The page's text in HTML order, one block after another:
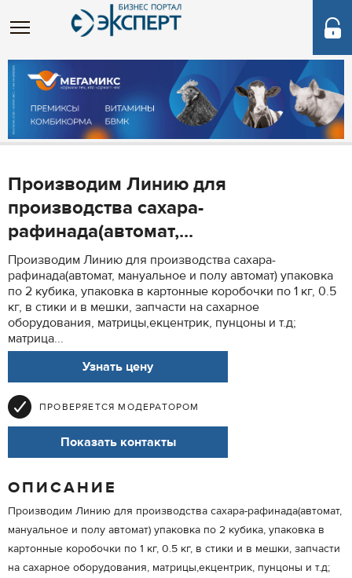
Производим Линию для
производства сахара-
рафинада(автомат,...
Производим Линию для производства сахара-
рафинада(автомат, мануальное и полу автомат) упаковка
по 2 кубика, упаковка в картонные коробочки по 1 кг, 0.5
кг, в стики и в мешки, запчасти на сахарное
оборудования, матрицы,екцентрик, пунцоны и т.д;
матрица...
Узнать цену
ПРОВЕРЯЕТСЯ МОДЕРАТОРОМ
Показать контакты
ОПИСАНИЕ
Производим Линию для производства сахара-рафинада(автомат,
мануальное и полу автомат) упаковка по 2 кубика, упаковка в
картонные коробочки по 1 кг, 0.5 кг, в стики и в мешки, запчасти
на сахарное оборудования, матрицы,екцентрик, пунцоны и т.д;